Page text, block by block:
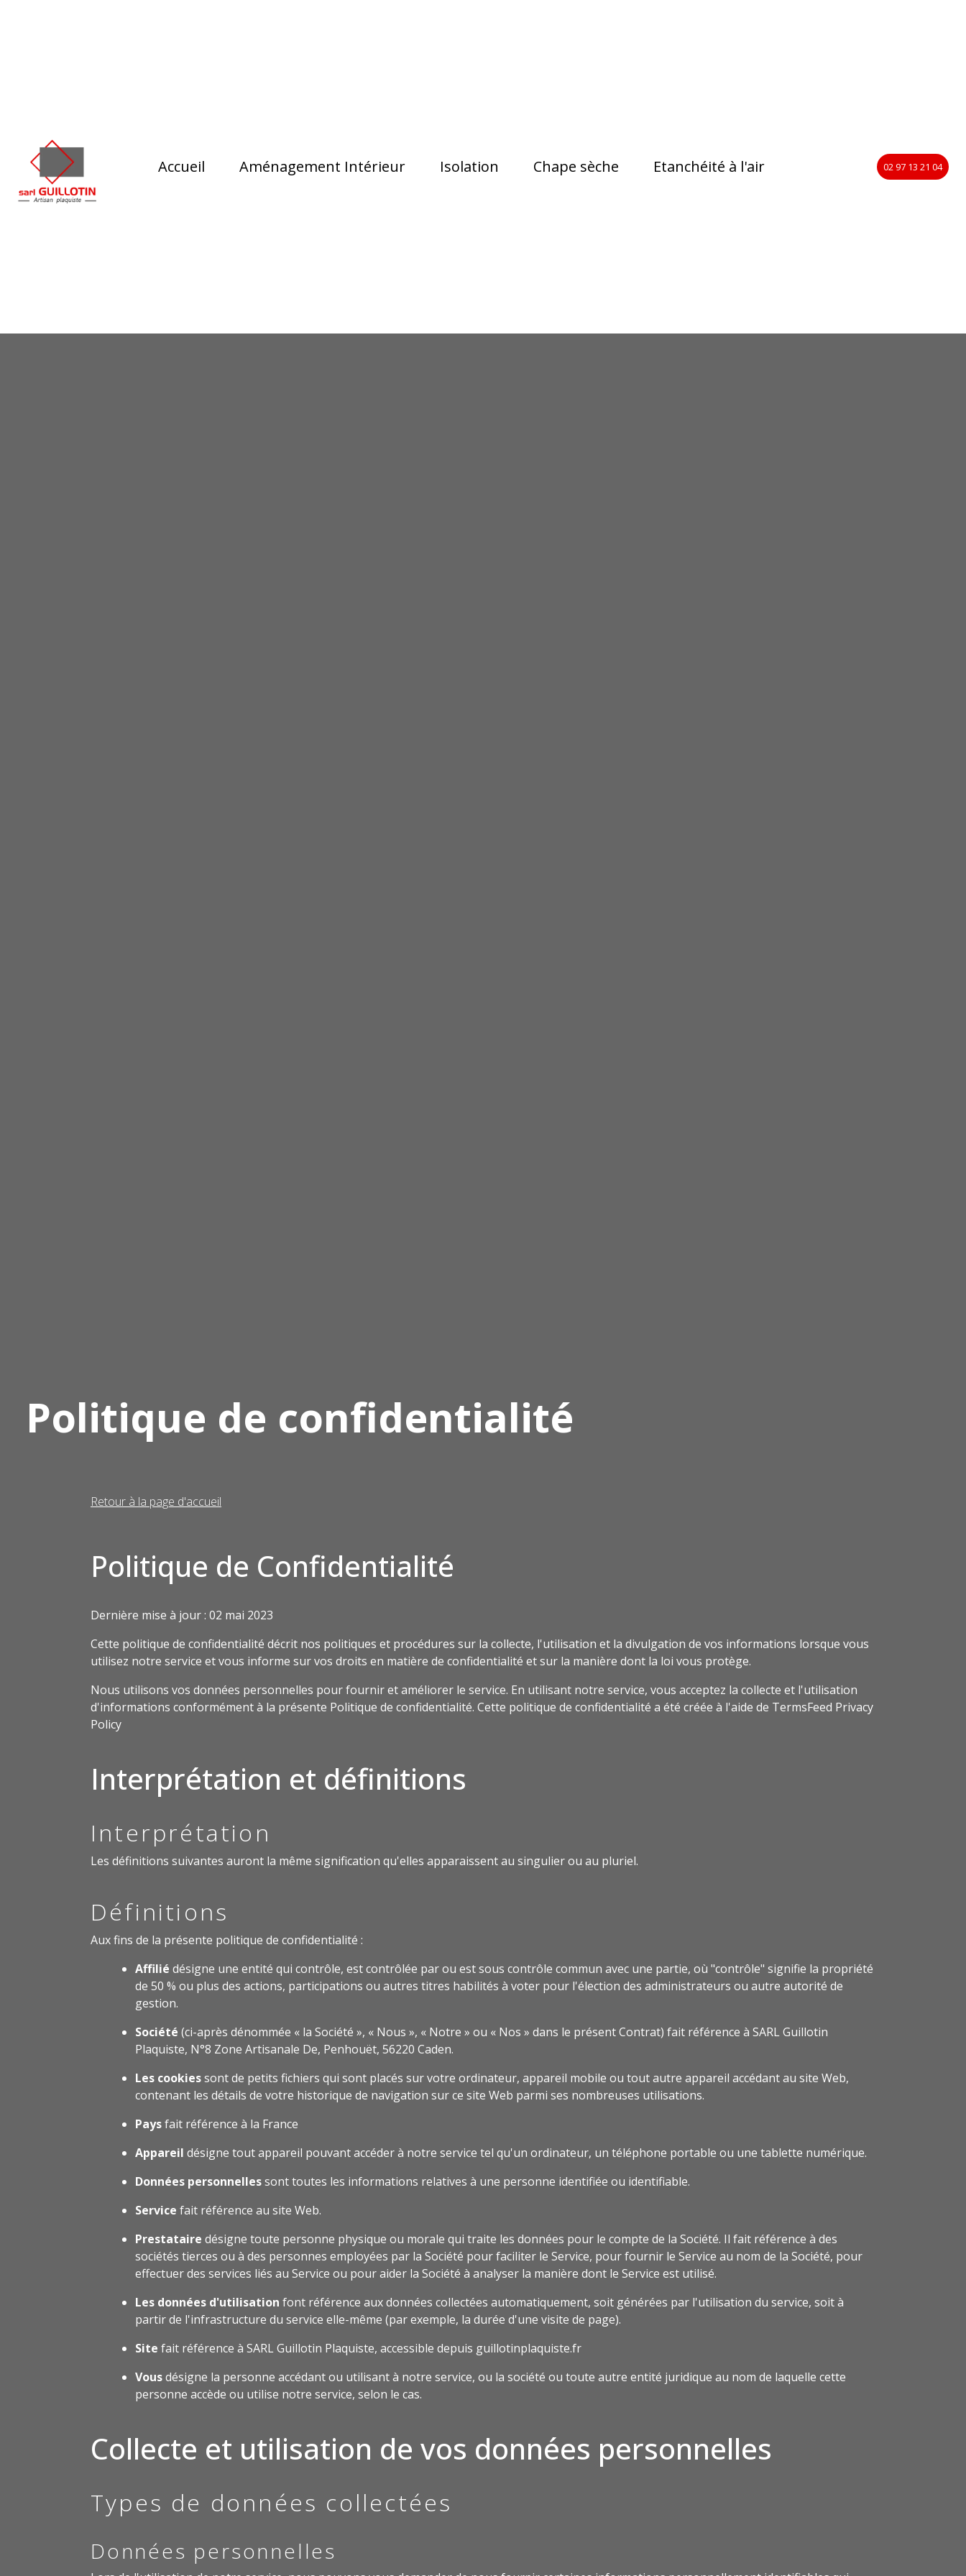
Accueil Aménagement Intérieur Isolation Chape sèche Etanchéité à l'air 02 97 13 21 04
Politique de confidentialité
Retour à la page d'accueil
Politique de Confidentialité
Dernière mise à jour : 02 mai 2023
Cette politique de confidentialité décrit nos politiques et procédures sur la collecte, l'utilisation et la divulgation de vos informations lorsque vous
utilisez notre service et vous informe sur vos droits en matière de confidentialité et sur la manière dont la loi vous protège.
Nous utilisons vos données personnelles pour fournir et améliorer le service. En utilisant notre service, vous acceptez la collecte et l'utilisation
d'informations conformément à la présente Politique de confidentialité. Cette politique de confidentialité a été créée à l'aide de TermsFeed Privacy
Policy
Interprétation et définitions
Interprétation
Les définitions suivantes auront la même signification qu'elles apparaissent au singulier ou au pluriel.
Définitions
Aux fins de la présente politique de confidentialité :
Affilié désigne une entité qui contrôle, est contrôlée par ou est sous contrôle commun avec une partie, où "contrôle" signifie la propriété
de 50 % ou plus des actions, participations ou autres titres habilités à voter pour l'élection des administrateurs ou autre autorité de
gestion.
Société (ci-après dénommée « la Société », « Nous », « Notre » ou « Nos » dans le présent Contrat) fait référence à SARL Guillotin
Plaquiste, N°8 Zone Artisanale De, Penhouët, 56220 Caden.
Les cookiessont de petits fichiers qui sont placés sur votre ordinateur, appareil mobile ou tout autre appareil accédant au site Web,
contenant les détails de votre historique de navigation sur ce site Web parmi ses nombreuses utilisations.
Paysfait référence à la France
Appareil désigne tout appareil pouvant accéder à notre service tel qu'un ordinateur, un téléphone portable ou une tablette numérique.
Données personnellessont toutes les informations relatives à une personne identifiée ou identifiable.
Service fait référence au site Web.
Prestataire désigne toute personne physique ou morale qui traite les données pour le compte de la Société. Il fait référence à des
sociétés tierces ou à des personnes employées par la Société pour faciliter le Service, pour fournir le Service au nom de la Société, pour
effectuer des services liés au Service ou pour aider la Société à analyser la manière dont le Service est utilisé.
Les données d'utilisation font référence aux données collectées automatiquement, soit générées par l'utilisation du service, soit à
partir de l'infrastructure du service elle-même (par exemple, la durée d'une visite de page).
Site fait référence à SARL Guillotin Plaquiste, accessible depuis guillotinplaquiste.fr
Vousdésigne la personne accédant ou utilisant à notre service, ou la société ou toute autre entité juridique au nom de laquelle cette
personne accède ou utilise notre service, selon le cas.
Collecte et utilisation de vos données personnelles
Types de données collectées
Données personnelles